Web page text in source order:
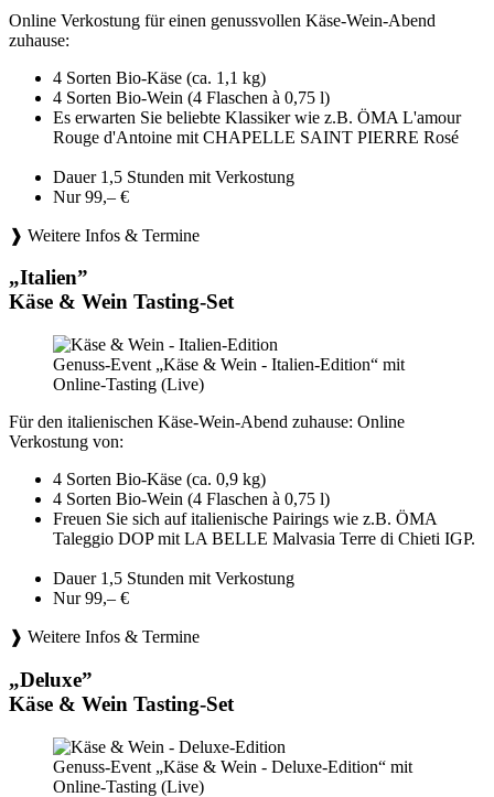
Online Verkostung für einen genussvollen Käse-Wein-Abend
zuhause:
4 Sorten Bio-Käse (ca. 1,1 kg)
4 Sorten Bio-Wein (4 Flaschen à 0,75 l)
Es erwarten Sie beliebte Klassiker wie z.B. ÖMA L'amour
Rouge d'Antoine mit CHAPELLE SAINT PIERRE Rosé
Dauer 1,5 Stunden mit Verkostung
Nur 99,– €
❱ Weitere Infos & Termine
„Italien”
Käse & Wein Tasting-Set
Genuss-Event „Käse & Wein - Italien-Edition“ mit
Online-Tasting (Live)
Für den italienischen Käse-Wein-Abend zuhause: Online
Verkostung von:
4 Sorten Bio-Käse (ca. 0,9 kg)
4 Sorten Bio-Wein (4 Flaschen à 0,75 l)
Freuen Sie sich auf italienische Pairings wie z.B. ÖMA
Taleggio DOP mit LA BELLE Malvasia Terre di Chieti IGP.
Dauer 1,5 Stunden mit Verkostung
Nur 99,– €
❱ Weitere Infos & Termine
„Deluxe”
Käse & Wein Tasting-Set
Genuss-Event „Käse & Wein - Deluxe-Edition“ mit
Online-Tasting (Live)